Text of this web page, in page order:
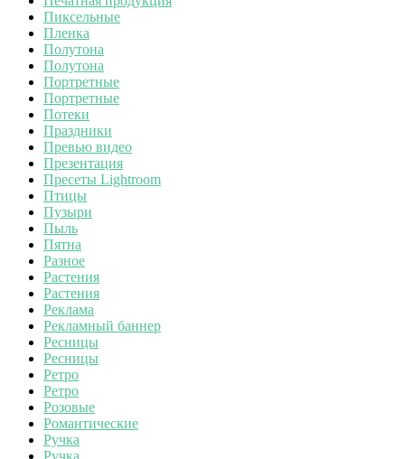
Пиксельные
Пленка
Полутона
Полутона
Портретные
Портретные
Потеки
Праздники
Превью видео
Презентация
Пресеты Lightroom
Птицы
Пузыри
Пыль
Пятна
Разное
Растения
Растения
Реклама
Рекламный баннер
Ресницы
Ресницы
Ретро
Ретро
Розовые
Романтические
Ручка
Ручка